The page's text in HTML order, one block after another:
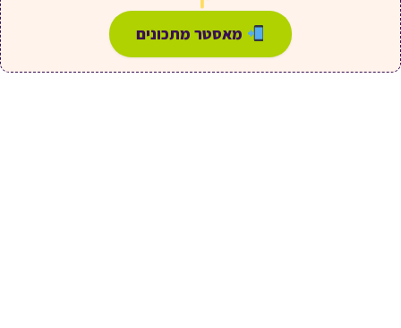
מאסטר מתכונים